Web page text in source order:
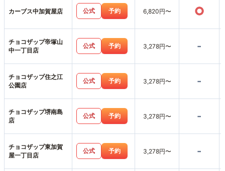
カーブス中加賀屋店 公式 予約 6,820円〜 ○
チョコザップ帝塚山
中一丁目店
公式 予約 3,278円〜 -
チョコザップ住之江
公園店
公式 予約 3,278円〜 -
チョコザップ堺南島
店
公式 予約 3,278円〜 -
チョコザップ東加賀
屋一丁目店
公式 予約 3,278円〜 -